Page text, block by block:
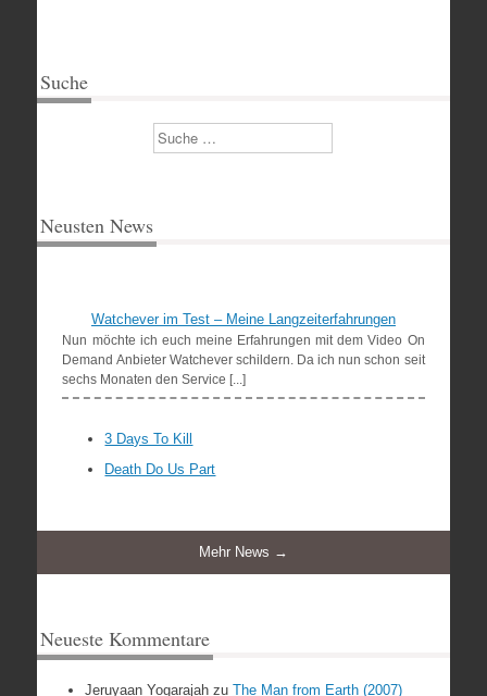
Suche
Suchen
Neusten News
Watchever im Test – Meine Langzeiterfahrungen
Nun möchte ich euch meine Erfahrungen mit dem Video On
Demand Anbieter Watchever schildern. Da ich nun schon seit
sechs Monaten den Service [...]
3 Days To Kill
Death Do Us Part
Mehr News →
Neueste Kommentare
Jeruyaan Yogarajahzu The Man from Earth (2007)